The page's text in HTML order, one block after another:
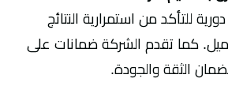
للتأكد من استمرارية النتائج
كما تقدم الشركة ضمانات على
الثقة والجودة.